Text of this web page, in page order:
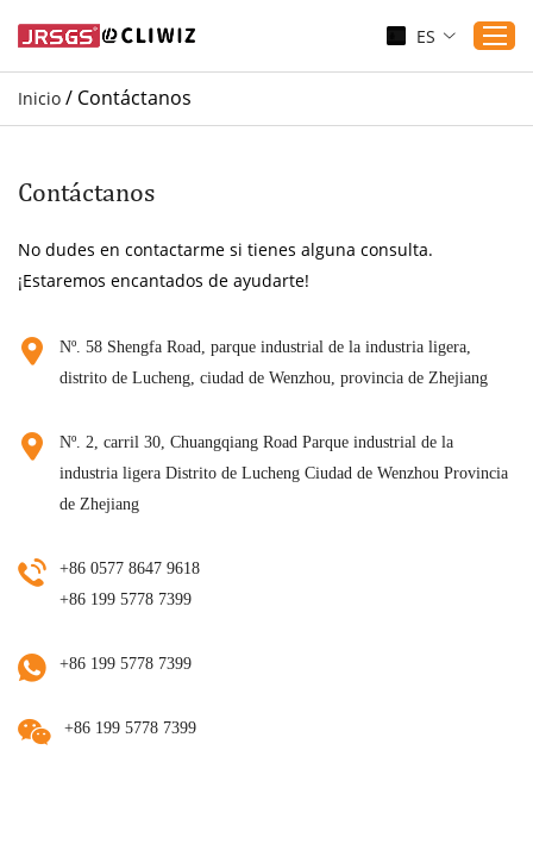
Sustenibilidad
Blogs
Sobre nosotros
ES
Inicio / Contáctanos
Contáctanos
No dudes en contactarme si tienes alguna consulta.
¡Estaremos encantados de ayudarte!
Nº. 58 Shengfa Road, parque industrial de la industria ligera,
distrito de Lucheng, ciudad de Wenzhou, provincia de Zhejiang
Nº. 2, carril 30, Chuangqiang Road Parque industrial de la
industria ligera Distrito de Lucheng Ciudad de Wenzhou Provincia
de Zhejiang
+86 0577 8647 9618
+86 199 5778 7399
+86 199 5778 7399
+86 199 5778 7399